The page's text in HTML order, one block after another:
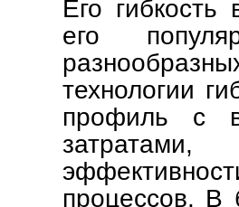
Его гибкость
его
технологии
профиль с
процессов. В